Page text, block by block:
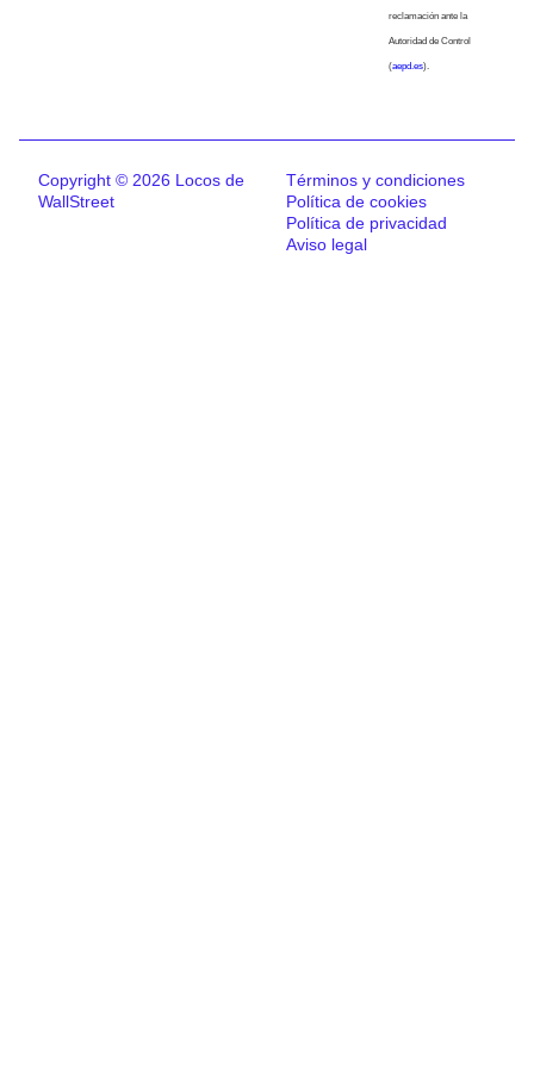
reclamación ante la
Autoridad de Control
(aepd.es).
Copyright © 2026 Locos de
WallStreet
Términos y condiciones
Política de cookies
Política de privacidad
Aviso legal